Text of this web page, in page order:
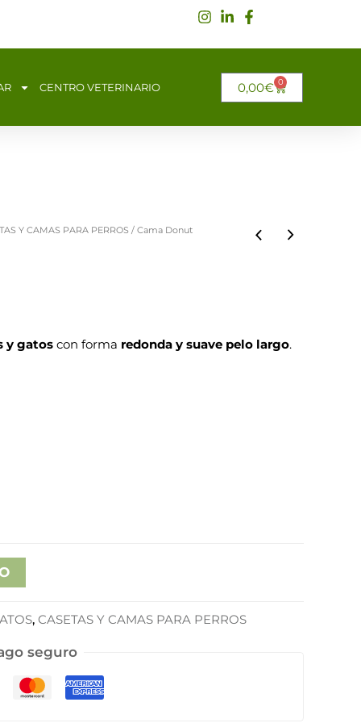
CENTRO VETERINARIO 0,00€ 0
CARRITO
Y CAMAS PARA PERROS / Cama Donut
y gatoscon forma redonda y suave pelo largo.
, CASETAS Y CAMAS PARA PERROS
seguro